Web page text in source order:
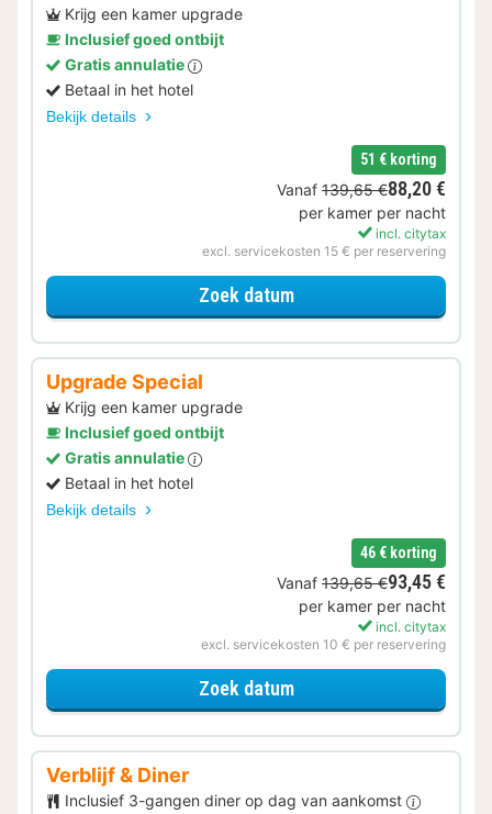
Krijg een kamer upgrade
Inclusief goed ontbijt
Gratis annulatie
Betaal in het hotel
Bekijk details
51 € korting
Vanaf 139,65 €88,20 €
per kamer per nacht
incl. citytax
excl. servicekosten 15 € per reservering
Zoek datumvoor Upgrade Special
Upgrade Special
Krijg een kamer upgrade
Inclusief goed ontbijt
Gratis annulatie
Betaal in het hotel
Bekijk details
46 € korting
Vanaf 139,65 €93,45 €
per kamer per nacht
incl. citytax
excl. servicekosten 10 € per reservering
Zoek datumvoor Upgrade Special
Verblijf & Diner
Inclusief 3-gangen diner op dag van aankomst